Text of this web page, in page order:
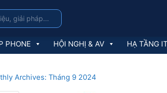
PHONE HỘI NGHỊ & AV HẠ TẦNG IT
Archives: Tháng 9 2024